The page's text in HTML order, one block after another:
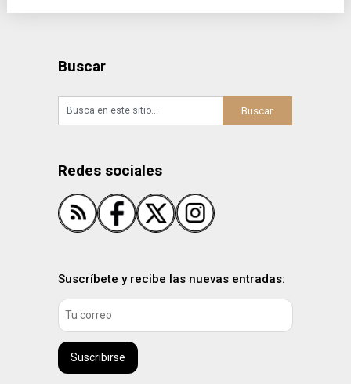
Buscar
Redes sociales
Suscríbete y recibe las nuevas entradas:
Suscribirse